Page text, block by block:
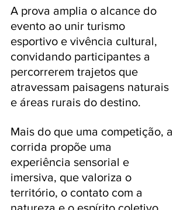
A prova amplia o alcance do
evento ao unir turismo
esportivo e vivência cultural,
convidando participantes a
percorrerem trajetos que
atravessam paisagens naturais
e áreas rurais do destino.
Mais do que uma competição, a
corrida propõe uma
experiência sensorial e
imersiva, que valoriza o
território, o contato com a
natureza e o espírito coletivo